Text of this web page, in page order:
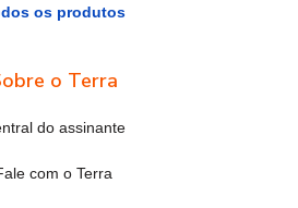
os produtos
o Terra
do assinante
com o Terra